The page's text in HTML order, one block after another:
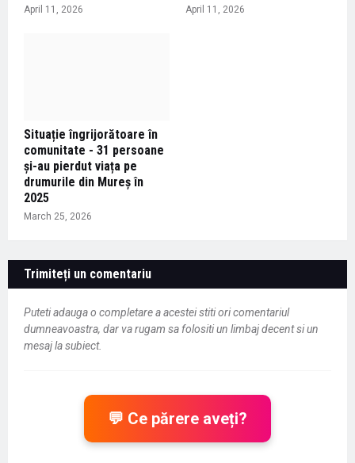
April 11, 2026 April 11, 2026
Situație îngrijorătoare în
comunitate - 31 persoane
și-au pierdut viața pe
drumurile din Mureş în
2025
March 25, 2026
Trimiteți un comentariu
Puteti adauga o completare a acestei stiti ori comentariul
dumneavoastra, dar va rugam sa folositi un limbaj decent si un
mesaj la subiect.
💬 Ce părere aveți?